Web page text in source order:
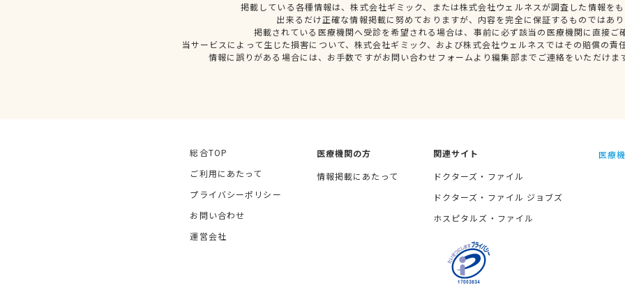
掲載している各種情報は、株式会社ギミック、または株式会社ウェルネスが調査した情報を
出来るだけ正確な情報掲載に努めておりますが、内容を完全に保証するものではあ
掲載されている医療機関へ受診を希望される場合は、事前に必ず該当の医療機関に直接ご
当サービスによって生じた損害について、株式会社ギミック、および株式会社ウェルネスではその賠償の責
情報に誤りがある場合には、お手数ですがお問い合わせフォームより編集部までご連絡をいただけま
総合TOP
ご利用にあたって
プライバシーポリシー
お問い合わせ
運営会社
医療機関の方
情報掲載にあたって
関連サイト
ドクターズ・ファイル
ドクターズ・ファイル ジョブズ
ホスピタルズ・ファイル
医療